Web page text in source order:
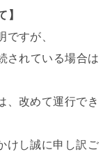
】
すが、
されている場合は
、改めて運行でき
けし誠に申し訳ご